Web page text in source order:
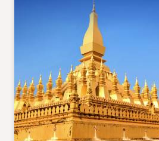
Χριστούγεννα & Πρωτοχρονιά
ΕΥΡΩΠΗ